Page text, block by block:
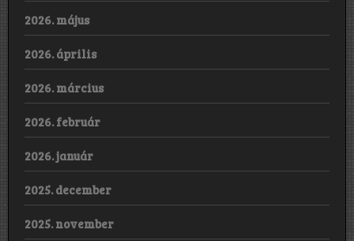
2026. május
2026. április
2026. március
2026. február
2026. január
2025. december
2025. november